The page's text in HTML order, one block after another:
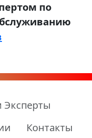
по
Контакты